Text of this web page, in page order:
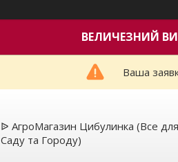
ВЕЛИЧЕЗНИЙ
Ваша
ᐉ АгроМагазин Цибулинка (Все для
Саду та Городу)